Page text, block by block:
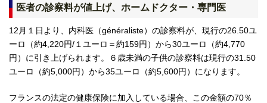
医者の診察料が値上げ、ホームドクター・専門医
12月１日より、内科医（généraliste）の診察料が、現行の26.50ユ
ーロ（約4,220円/１ユーロ＝約159円）から30ユーロ（約4,770
円）に引き上げられます。６歳未満の子供の診察料は現行の31.50
ユーロ（約5,000円）から35ユーロ（約5,600円）になります。
フランスの法定の健康保険に加入している場合、この金額の70％